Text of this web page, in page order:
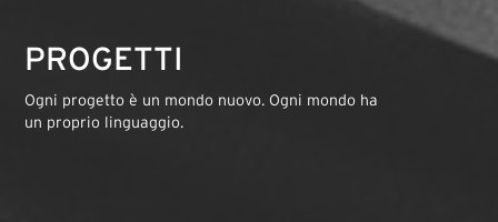
PROGETTI
Ogni progetto è un mondo nuovo. Ogni mondo ha
un proprio linguaggio.